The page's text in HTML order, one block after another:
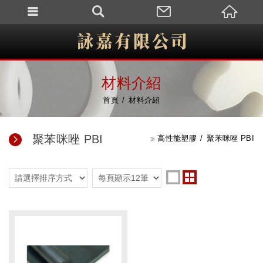
材料介紹
首頁 材料介紹
聚苯咪唑 PBI 高性能塑膠 聚苯咪唑 PBI